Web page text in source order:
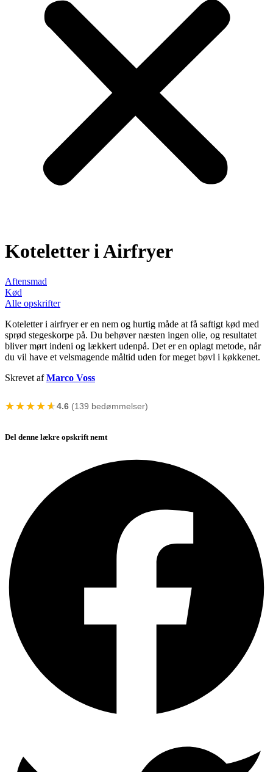
Koteletter i Airfryer
Aftensmad
Kød
Alle opskrifter
Koteletter i airfryer er en nem og hurtig måde at få saftigt kød med
sprød stegeskorpe på. Du behøver næsten ingen olie, og resultatet
bliver mørt indeni og lækkert udenpå. Det er en oplagt metode, når
du vil have et velsmagende måltid uden for meget bøvl i køkkenet.
Skrevet afMarco Voss
★★★★★
★★★★★4.6 (139 bedømmelser)
Del denne lækre opskrift nemt